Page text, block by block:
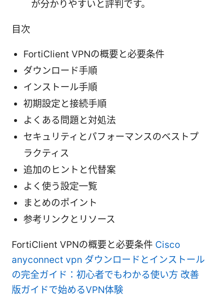
が分かりやすいと評判です。
目次
FortiClient VPNの概要と必要条件
ダウンロード手順
インストール手順
初期設定と接続手順
よくある問題と対処法
セキュリティとパフォーマンスのベストプ
ラクティス
追加のヒントと代替案
よく使う設定一覧
まとめのポイント
参考リンクとリソース
FortiClient VPNの概要と必要条件 Cisco
anyconnect vpn ダウンロードとインストール
の完全ガイド：初心者でもわかる使い方 改善
版ガイドで始めるVPN体験